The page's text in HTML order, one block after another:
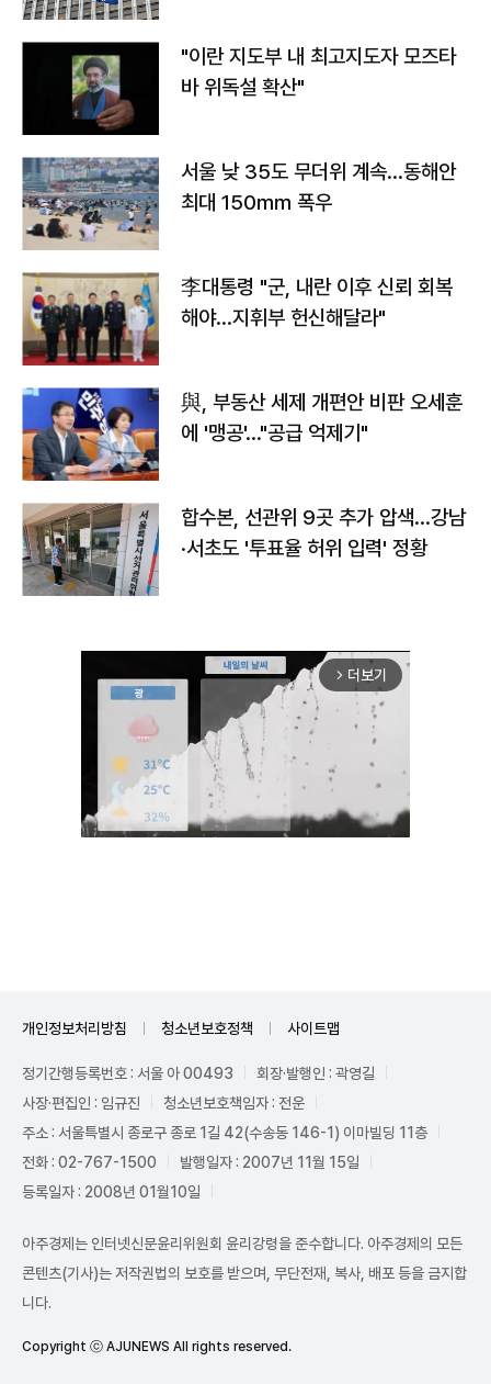
"이란 지도부 내 최고지도자 모즈타
바 위독설 확산"
서울 낮 35도 무더위 계속…동해안
최대 150㎜ 폭우
李대통령 "군, 내란 이후 신뢰 회복
해야…지휘부 헌신해달라"
與, 부동산 세제 개편안 비판 오세훈
에 '맹공'…"공급 억제기"
합수본, 선관위 9곳 추가 압색…강남
·서초도 '투표율 허위 입력' 정황
arrow_forward_ios 더보기
개인정보처리방침 청소년보호정책 사이트맵
정기간행등록번호 : 서울 아 00493
회장·발행인 : 곽영길
사장·편집인 : 임규진
청소년보호책임자 : 전운
주소 : 서울특별시 종로구 종로 1길 42(수송동 146-1) 이마빌딩 11층
전화 : 02-767-1500
발행일자 : 2007년 11월 15일
등록일자 : 2008년 01월10일
아주경제는 인터넷신문윤리위원회 윤리강령을 준수합니다. 아주경제의 모든
콘텐츠(기사)는 저작권법의 보호를 받으며, 무단전재, 복사, 배포 등을 금지합
니다.
Copyright ⓒ AJUNEWS All rights reserved.